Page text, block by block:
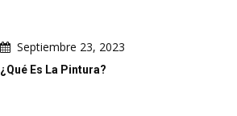
Septiembre 23, 2023
¿Qué Es La Pintura?